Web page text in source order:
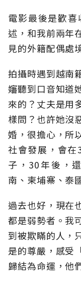
電影最後是歡
述，和我前兩年
見的外籍配偶處
拍攝時遇到越南
嬸聽到口音知道
來的？丈夫是用
樣問？也許她沒
婚，很擔心，所
社會發展，會在
子，30年後，
南、柬埔寨、泰
過去也好，現在
都是弱勢者。我
到被欺瞞的人，
是的尊嚴，感受
歸結為命運，他